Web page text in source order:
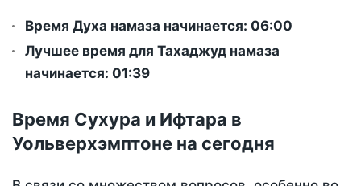
Время Духа намаза начинается: 06:00
Лучшее время для Тахаджуд намаза
начинается: 01:39
Время Сухура и Ифтара в
Уольверхэмптоне на сегодня